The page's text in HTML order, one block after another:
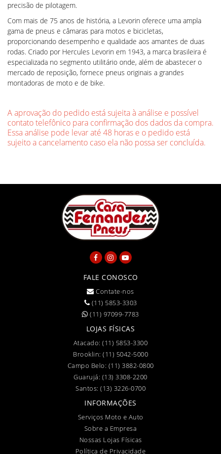
precisão de pilotagem.
Com mais de 75 anos de história, a Levorin oferece uma ampla
gama de pneus e câmaras para motos e bicicletas,
proporcionando desempenho e qualidade aos amantes de duas
rodas. Criado por Hercules Levorin em 1943, a marca brasileira é
especializada no segmento utilitário onde, além de abastecer o
mercado de reposição, fornece pneus originais a grandes
montadoras de moto e de bike.
A aprovação do pedido está sujeita à análise e possível
contato telefônico para confirmação dos dados da compra.
Essa análise pode levar até 48 horas e o pedido está
sujeito a cancelamento caso ela não possa ser concluída.
FALE CONOSCO
Contate-nos
(11) 5853-3303
(11) 97099-7783
LOJAS FÍSICAS
Atacado:(11) 5853-3300
Brooklin: (11) 5042-5000
Campo Belo: (11) 3882-0800
Guarujá: (13) 3308-2200
Santos: (13) 3226-0700
INFORMAÇÕES
Serviços Moto e Auto
Sobre a Empresa
Nossas Lojas Físicas
Política de Privacidade